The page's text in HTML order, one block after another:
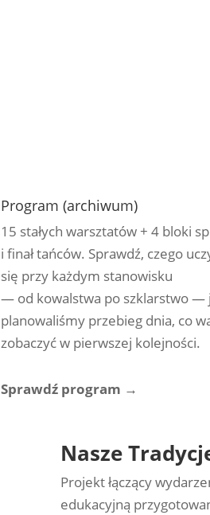
Program (archiwum)
15 stałych warsztatów + 4 bloki
i finał tańców. Sprawdź, czego
się przy każdym stanowisku
— od kowalstwa po szklarstwo —
planowaliśmy przebieg dnia, co
zobaczyć w pierwszej kolejności.
Sprawdź program →
Nasze
Projekt łączący
edukacyjną